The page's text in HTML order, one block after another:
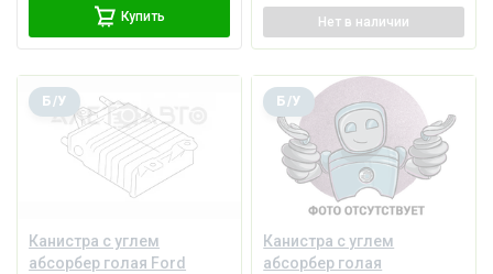
Купить Нет в наличии
Канистра с углем
абсорбер голая Ford
Б/У
Канистра с углем
абсорбер голая
Б/У